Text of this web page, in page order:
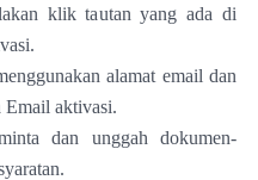
klik tautan yang ada di
alamat email dan
Email aktivasi.
dan unggah dokumen-